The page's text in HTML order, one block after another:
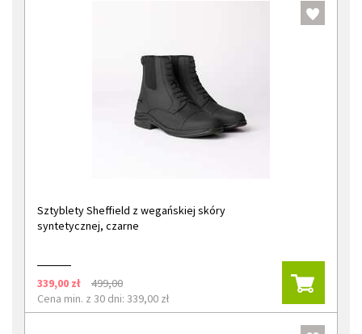
Sztyblety Sheffield z wegańskiej skóry
syntetycznej, czarne
339,00 zł
499,00
Cena min. z 30 dni: 339,00 zł